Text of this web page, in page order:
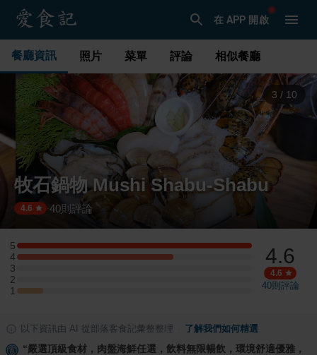
在 APP 開啟
餐廳資訊 照片 菜單 評論 相似餐廳
3 / 10
牧石鍋物 Mushi Shabu-Shabu
4.6 ·40則評論
5
5 星：9 則評論
4
4 星：6 則評論
3
3 星：0 則評論
2
2 星：0 則評論
1
1 星：1 則評論
4.6
4.6
40則評論
以下資訊由 AI 從部落客食記彙整整理 了解我們如何精選
“嚴選頂級食材，肉盤海鮮任選，飲料無限暢飲，環境舒適優雅，